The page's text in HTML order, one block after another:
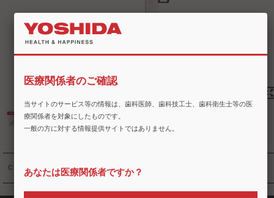
カタログ（パノーラA1）
CT #2026北海道デンタルショー
医療関係者のご確認
当サイトのサービス等の情報は、歯科医師、歯科技工士、歯科衛生士等の医
療関係者を対象にしたものです。
一般の方に対する情報提供サイトではありません。
あなたは医療関係者ですか？